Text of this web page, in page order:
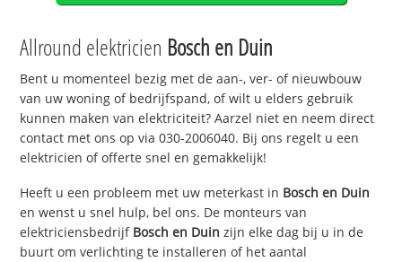
Allround elektricien Bosch en Duin
Bent u momenteel bezig met de aan-, ver- of nieuwbouw
van uw woning of bedrijfspand, of wilt u elders gebruik
kunnen maken van elektriciteit? Aarzel niet en neem direct
contact met ons op via 030-2006040. Bij ons regelt u een
elektricien of offerte snel en gemakkelijk!
Heeft u een probleem met uw meterkast in Bosch en Duin
en wenst u snel hulp, bel ons. De monteurs van
elektriciensbedrijf Bosch en Duin zijn elke dag bij u in de
buurt om verlichting te installeren of het aantal